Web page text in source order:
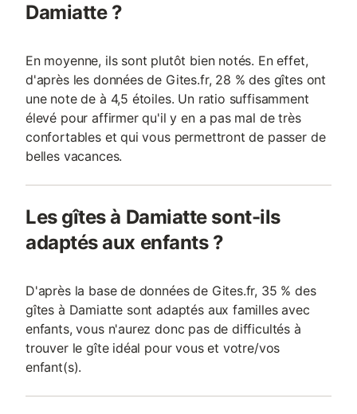
Damiatte ?
En moyenne, ils sont plutôt bien notés. En effet,
d'après les données de Gites.fr, 28 % des gîtes ont
une note de à 4,5 étoiles. Un ratio suffisamment
élevé pour affirmer qu'il y en a pas mal de très
confortables et qui vous permettront de passer de
belles vacances.
Les gîtes à Damiatte sont-ils
adaptés aux enfants ?
D'après la base de données de Gites.fr, 35 % des
gîtes à Damiatte sont adaptés aux familles avec
enfants, vous n'aurez donc pas de difficultés à
trouver le gîte idéal pour vous et votre/vos
enfant(s).